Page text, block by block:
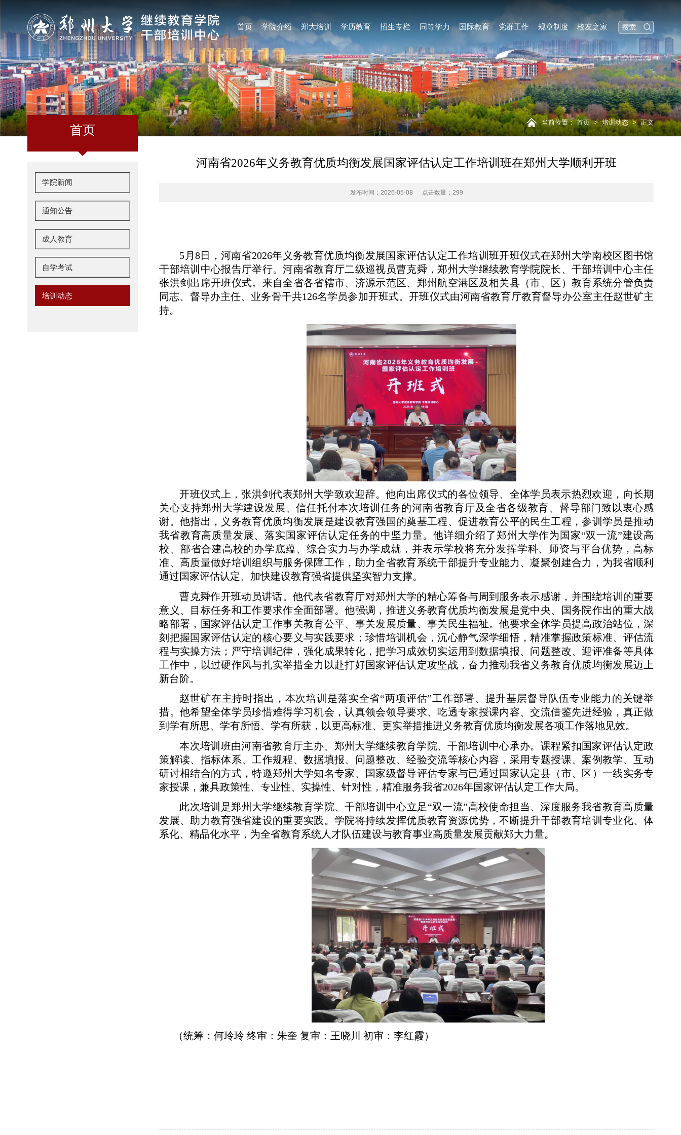
首页 学院介绍 郑大培训 学历教育 招生专栏 同等学力 国际教育 党群工作 规章制度 校友之家
当前位置： 首页 >培训动态>正文
首页
学院新闻
通知公告
成人教育
自学考试
培训动态
河南省2026年义务教育优质均衡发展国家评估认定工作培训班在郑州大学顺利开班
发布时间：2026-05-08 点击数量： 299
5月8日，河南省2026年义务教育优质均衡发展国家评估认定工作培训班开班仪式在郑州大学南校区图书馆
干部培训中心报告厅举行。河南省教育厅二级巡视员曹克舜，郑州大学继续教育学院院长、干部培训中心主任
张洪剑出席开班仪式。来自全省各省辖市、济源示范区、郑州航空港区及相关县（市、区）教育系统分管负责
同志、督导办主任、业务骨干共126名学员参加开班式。开班仪式由河南省教育厅教育督导办公室主任赵世矿主
持。
开班仪式上，张洪剑代表郑州大学致欢迎辞。他向出席仪式的各位领导、全体学员表示热烈欢迎，向长期
关心支持郑州大学建设发展、信任托付本次培训任务的河南省教育厅及全省各级教育、督导部门致以衷心感
谢。他指出，义务教育优质均衡发展是建设教育强国的奠基工程、促进教育公平的民生工程，参训学员是推动
我省教育高质量发展、落实国家评估认定任务的中坚力量。他详细介绍了郑州大学作为国家“双一流”建设高
校、部省合建高校的办学底蕴、综合实力与办学成就，并表示学校将充分发挥学科、师资与平台优势，高标
准、高质量做好培训组织与服务保障工作，助力全省教育系统干部提升专业能力、凝聚创建合力，为我省顺利
通过国家评估认定、加快建设教育强省提供坚实智力支撑。
曹克舜作开班动员讲话。他代表省教育厅对郑州大学的精心筹备与周到服务表示感谢，并围绕培训的重要
意义、目标任务和工作要求作全面部署。他强调，推进义务教育优质均衡发展是党中央、国务院作出的重大战
略部署，国家评估认定工作事关教育公平、事关发展质量、事关民生福祉。他要求全体学员提高政治站位，深
刻把握国家评估认定的核心要义与实践要求；珍惜培训机会，沉心静气深学细悟，精准掌握政策标准、评估流
程与实操方法；严守培训纪律，强化成果转化，把学习成效切实运用到数据填报、问题整改、迎评准备等具体
工作中，以过硬作风与扎实举措全力以赴打好国家评估认定攻坚战，奋力推动我省义务教育优质均衡发展迈上
新台阶。
赵世矿在主持时指出，本次培训是落实全省“两项评估”工作部署、提升基层督导队伍专业能力的关键举
措。他希望全体学员珍惜难得学习机会，认真领会领导要求、吃透专家授课内容、交流借鉴先进经验，真正做
到学有所思、学有所悟、学有所获，以更高标准、更实举措推进义务教育优质均衡发展各项工作落地见效。
本次培训班由河南省教育厅主办、郑州大学继续教育学院、干部培训中心承办。课程紧扣国家评估认定政
策解读、指标体系、工作规程、数据填报、问题整改、经验交流等核心内容，采用专题授课、案例教学、互动
研讨相结合的方式，特邀郑州大学知名专家、国家级督导评估专家与已通过国家认定县（市、区）一线实务专
家授课，兼具政策性、专业性、实操性、针对性，精准服务我省2026年国家评估认定工作大局。
此次培训是郑州大学继续教育学院、干部培训中心立足“双一流”高校使命担当、深度服务我省教育高质量
发展、助力教育强省建设的重要实践。学院将持续发挥优质教育资源优势，不断提升干部教育培训专业化、体
系化、精品化水平，为全省教育系统人才队伍建设与教育事业高质量发展贡献郑大力量。
（统筹：何玲玲 终审：朱奎 复审：王晓川 初审：李红霞）